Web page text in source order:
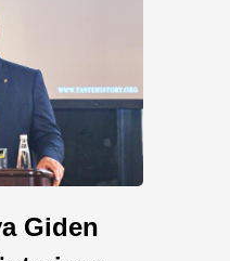
Giden